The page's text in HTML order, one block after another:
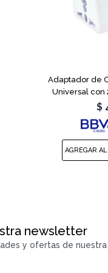
Adaptador de
Universal con
$
newsletter
y ofertas de